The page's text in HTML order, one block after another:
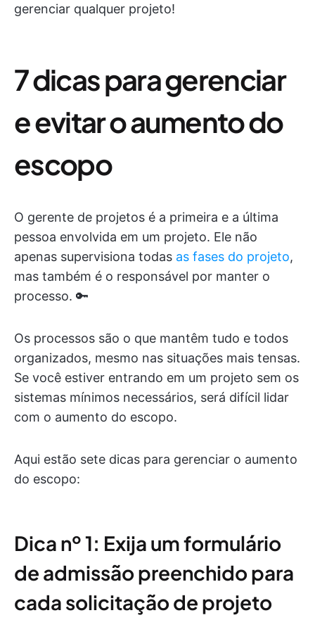
gerenciar qualquer projeto!
7 dicas para gerenciar
e evitar o aumento do
escopo
O gerente de projetos é a primeira e a última
pessoa envolvida em um projeto. Ele não
apenas supervisiona todas as fases do projeto,
mas também é o responsável por manter o
processo. 🔑
Os processos são o que mantêm tudo e todos
organizados, mesmo nas situações mais tensas.
Se você estiver entrando em um projeto sem os
sistemas mínimos necessários, será difícil lidar
com o aumento do escopo.
Aqui estão sete dicas para gerenciar o aumento
do escopo:
Dica nº 1: Exija um formulário
de admissão preenchido para
cada solicitação de projeto